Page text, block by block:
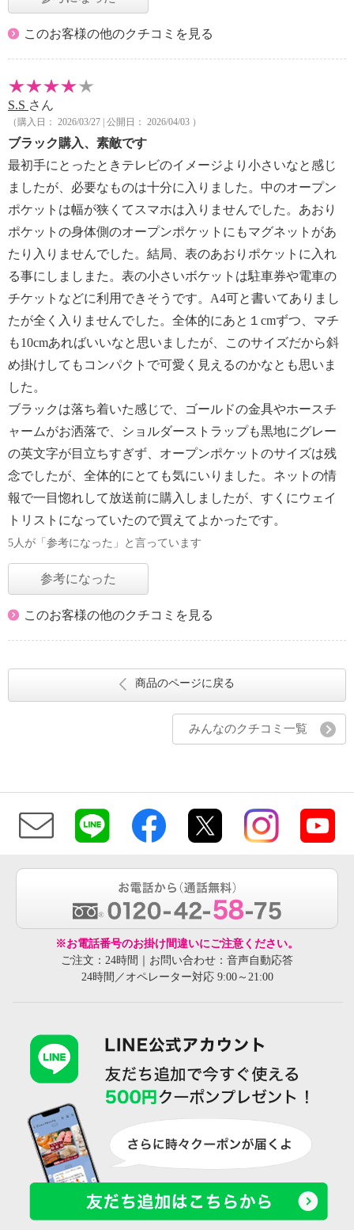
このお客様の他のクチコミを見る
S.S さん
（購入日： 2026/03/27 | 公開日： 2026/04/03 ）
ブラック購入、素敵です
最初手にとったときテレビのイメージより小さいなと感じ
ましたが、必要なものは十分に入りました。中のオープン
ポケットは幅が狭くてスマホは入りませんでした。あおり
ポケットの身体側のオープンポケットにもマグネットがあ
たり入りませんでした。結局、表のあおりポケットに入れ
る事にしましまた。表の小さいボケットは駐車券や電車の
チケットなどに利用できそうです。A4可と書いてありまし
たが全く入りませんでした。全体的にあと１cmずつ、マチ
も10cmあればいいなと思いましたが、このサイズだから斜
め掛けしてもコンパクトで可愛く見えるのかなとも思いま
した。
ブラックは落ち着いた感じで、ゴールドの金具やホースチ
ャームがお洒落で、ショルダーストラップも黒地にグレー
の英文字が目立ちすぎず、オープンポケットのサイズは残
念でしたが、全体的にとても気にいりました。ネットの情
報で一目惚れして放送前に購入しましたが、すくにウェイ
トリストになっていたので買えてよかったです。
5人が「参考になった」と言っています
参考になった
このお客様の他のクチコミを見る
商品のページに戻る
みんなのクチコミ一覧
※お電話番号のお掛け間違いにご注意ください。
ご注文：24時間｜お問い合わせ：音声自動応答
24時間／オペレーター対応 9:00～21:00